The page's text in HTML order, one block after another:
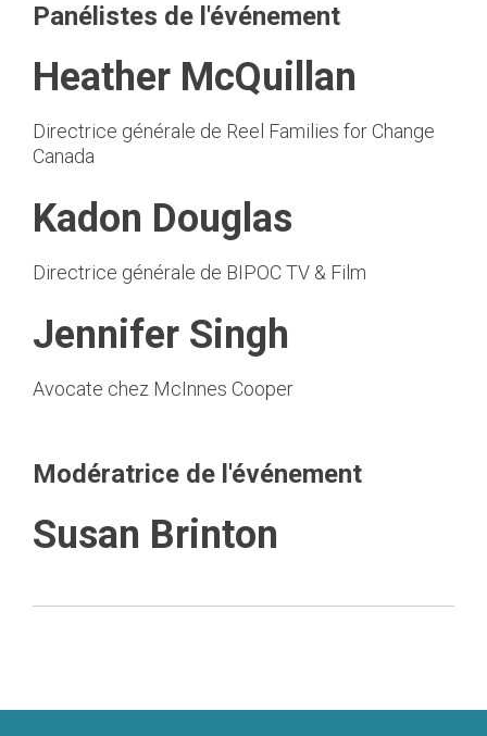
Panélistes de l'événement
Heather McQuillan
Directrice générale de Reel Families for Change
Canada
Kadon Douglas
Directrice générale de BIPOC TV & Film
Jennifer Singh
Avocate chez McInnes Cooper
Modératrice de l'événement
Susan Brinton